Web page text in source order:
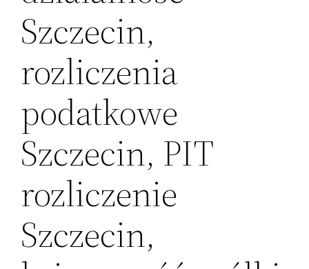
Szczecin,
rozliczenia
podatkowe
Szczecin, PIT
rozliczenie
Szczecin,